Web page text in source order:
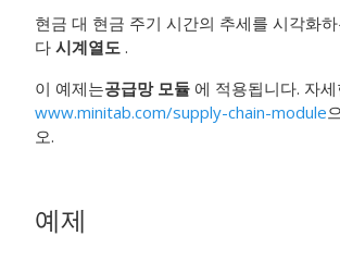
현금 대 현금 주기 시간의 추세를 시각화
다 시계열도 .
이 예제는공급망 모듈 에 적용됩니다. 자
www.minitab.com/supply-chain-module
오.
예제